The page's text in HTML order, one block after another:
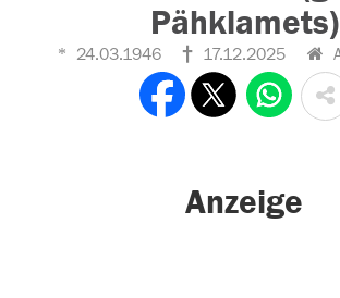
Pähklamets)
24.03.1946 17.12.2025
Anzeige